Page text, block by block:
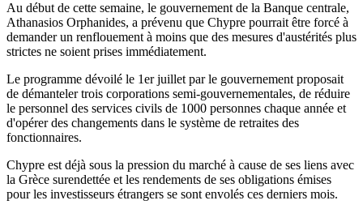
Au début de cette semaine, le gouvernement de la Banque centrale,
Athanasios Orphanides, a prévenu que Chypre pourrait être forcé à
demander un renflouement à moins que des mesures d'austérités plus
strictes ne soient prises immédiatement.
Le programme dévoilé le 1er juillet par le gouvernement proposait
de démanteler trois corporations semi-gouvernementales, de réduire
le personnel des services civils de 1000 personnes chaque année et
d'opérer des changements dans le système de retraites des
fonctionnaires.
Chypre est déjà sous la pression du marché à cause de ses liens avec
la Grèce surendettée et les rendements de ses obligations émises
pour les investisseurs étrangers se sont envolés ces derniers mois.